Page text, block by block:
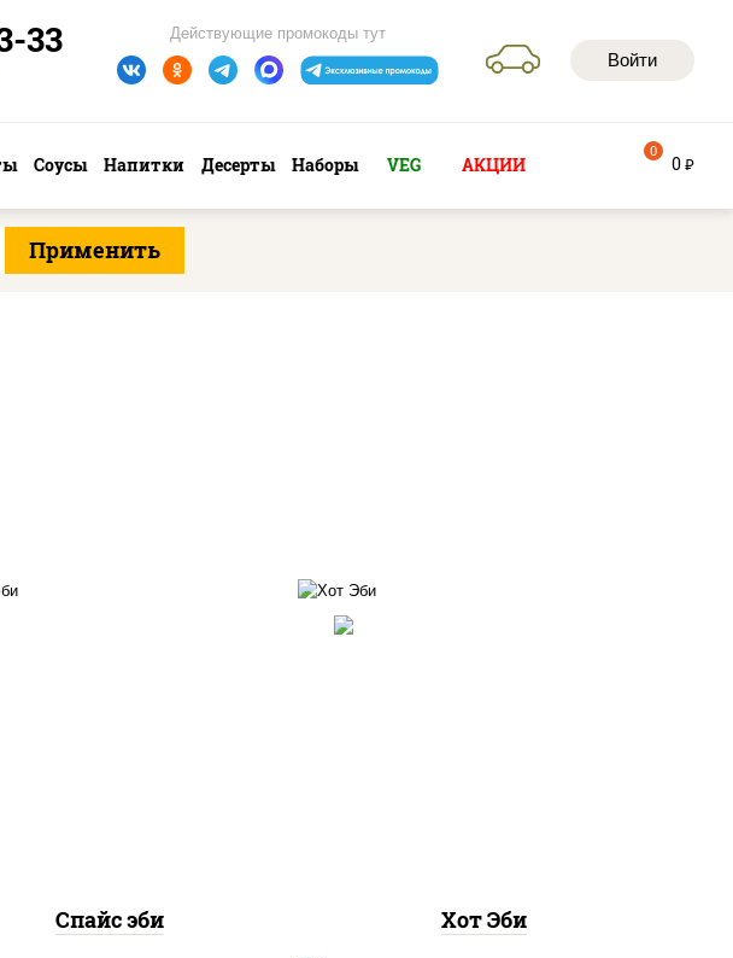
Войти
Действующие промокоды тут
33
Соусы Напитки Десерты Наборы VEG АКЦИИ 0 руб
0
Спайс эби Хот Эби